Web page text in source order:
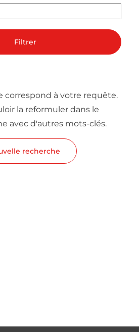
Filtrer
correspond à votre requête.
la reformuler dans le
avec d'autres mots-clés.
recherche